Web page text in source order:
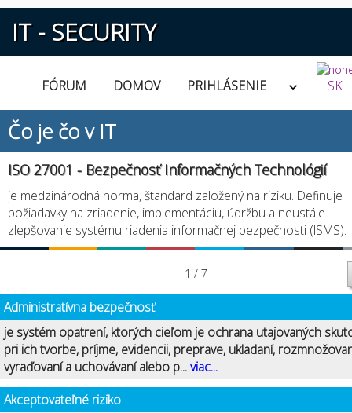
IT - SECURITY
FÓRUM DOMOV PRIHLÁSENIE SK
Čo je čo v IT
ISO 27001 - Bezpečnosť Informačných Technológií
je medzinárodná norma, štandard založený na riziku. Definuje
požiadavky na zriadenie, implementáciu, údržbu a neustále
zlepšovanie systému riadenia informačnej bezpečnosti (ISMS).
1 / 7
Administratívna bezpečnosť
je systém opatrení, ktorých cieľom je ochrana utajovaných
pri ich tvorbe, príjme, evidencii, preprave, ukladaní,
vyraďovaní a uchovávaní alebo p...viac...
Akceptovateľné riziko